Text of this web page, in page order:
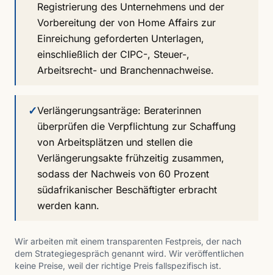
Registrierung des Unternehmens und der
Vorbereitung der von Home Affairs zur
Einreichung geforderten Unterlagen,
einschließlich der CIPC-, Steuer-,
Arbeitsrecht- und Branchennachweise.
✓Verlängerungsanträge: Beraterinnen
überprüfen die Verpflichtung zur Schaffung
von Arbeitsplätzen und stellen die
Verlängerungsakte frühzeitig zusammen,
sodass der Nachweis von 60 Prozent
südafrikanischer Beschäftigter erbracht
werden kann.
Wir arbeiten mit einem transparenten Festpreis, der nach
dem Strategiegespräch genannt wird. Wir veröffentlichen
keine Preise, weil der richtige Preis fallspezifisch ist.